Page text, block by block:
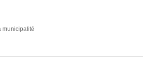
municipalité